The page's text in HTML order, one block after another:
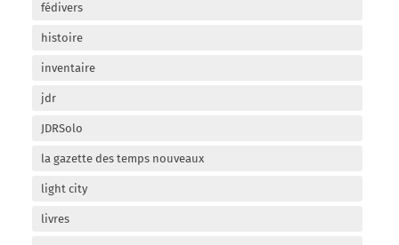
fédivers
histoire
inventaire
jdr
JDRSolo
la gazette des temps nouveaux
light city
livres